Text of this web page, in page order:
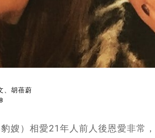
、胡蓓蔚
嫂）相愛21年人前人後恩愛非常